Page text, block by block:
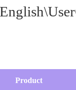
Product